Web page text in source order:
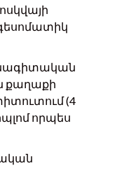
քաղաքի
(4
որպես